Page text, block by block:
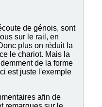
de génois, sont
sur le rail, en
plus on réduit la
le chariot. Mais la
de la forme
est juste l'exemple
afin de